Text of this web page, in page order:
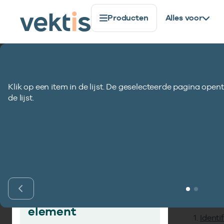
Producten Alles voor
Totaal ingediend
Vind gegevens­
element
Klik op een item in de lijst. De geselecteerde pagina
de lijst.